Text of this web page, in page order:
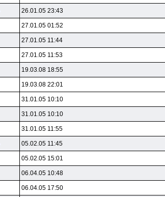
26.01.05 23:43
27.01.05 01:52
27.01.05 11:44
27.01.05 11:53
19.03.08 18:55
19.03.08 22:01
31.01.05 10:10
31.01.05 10:10
31.01.05 11:55
05.02.05 11:45
05.02.05 15:01
06.04.05 10:48
06.04.05 17:50